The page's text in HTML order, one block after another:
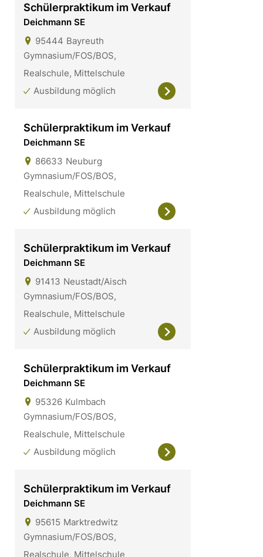
Schülerpraktikum im Verkauf
Deichmann SE
95444 Bayreuth
Gymnasium/FOS/BOS,
Realschule, Mittelschule
Ausbildung möglich
Schülerpraktikum im Verkauf
Deichmann SE
86633 Neuburg
Gymnasium/FOS/BOS,
Realschule, Mittelschule
Ausbildung möglich
Schülerpraktikum im Verkauf
Deichmann SE
91413 Neustadt/Aisch
Gymnasium/FOS/BOS,
Realschule, Mittelschule
Ausbildung möglich
Schülerpraktikum im Verkauf
Deichmann SE
95326 Kulmbach
Gymnasium/FOS/BOS,
Realschule, Mittelschule
Ausbildung möglich
Schülerpraktikum im Verkauf
Deichmann SE
95615 Marktredwitz
Gymnasium/FOS/BOS,
Realschule, Mittelschule